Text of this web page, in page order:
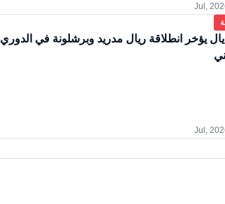
يؤخر انطلاقة ريال مدريد وبرشلونة في الدوري